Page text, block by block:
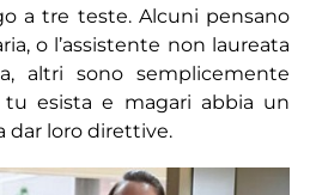
a tre teste. Alcuni pensano
o l’assistente non laureata
altri sono semplicemente
esista e magari abbia un
dar loro direttive.